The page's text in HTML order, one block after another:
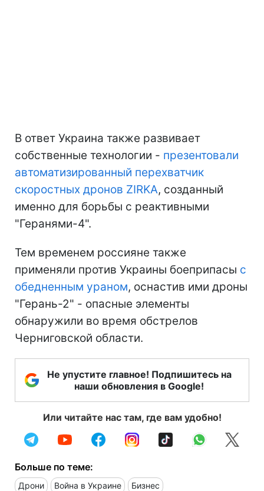
В ответ Украина также развивает
собственные технологии - презентовали
автоматизированный перехватчик
скоростных дронов ZIRKA, созданный
именно для борьбы с реактивными
"Геранями-4".
Тем временем россияне также
применяли против Украины боеприпасы с
обедненным ураном, оснастив ими дроны
"Герань-2" - опасные элементы
обнаружили во время обстрелов
Черниговской области.
Не упустите главное! Подпишитесь на
наши обновления в Google!
Или читайте нас там, где вам удобно!
Больше по теме:
Дрони Война в Украине Бизнес